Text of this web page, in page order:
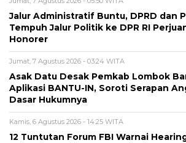
Jalur Administratif Buntu, DPRD dan
Tempuh Jalur Politik ke DPR RI
Honorer
Jumat, 7 Agustus 2026 - 03:24 WITA
Asak Datu Desak Pemkab Lombok
Aplikasi BANTU-IN, Soroti Serapan
Dasar Hukumnya
Kamis, 6 Agustus 2026 - 14:25 WITA
12 Tuntutan Forum FBI Warnai